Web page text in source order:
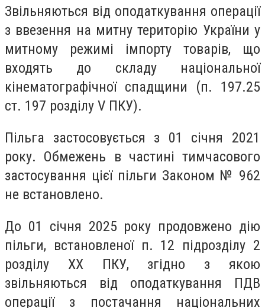
Звільняються від оподаткування операції
з ввезення на митну територію України у
митному режимі імпорту товарів, що
входять до складу національної
кінематографічної спадщини (п. 197.25
ст. 197 розділу V ПКУ).
Пільга застосовується з 01 січня 2021
року. Обмежень в частині тимчасового
застосування цієї пільги Законом № 962
не встановлено.
До 01 січня 2025 року продовжено дію
пільги, встановленої п. 12 підрозділу 2
розділу XX ПКУ, згідно з якою
звільняються від оподаткування ПДВ
операції з постачання національних